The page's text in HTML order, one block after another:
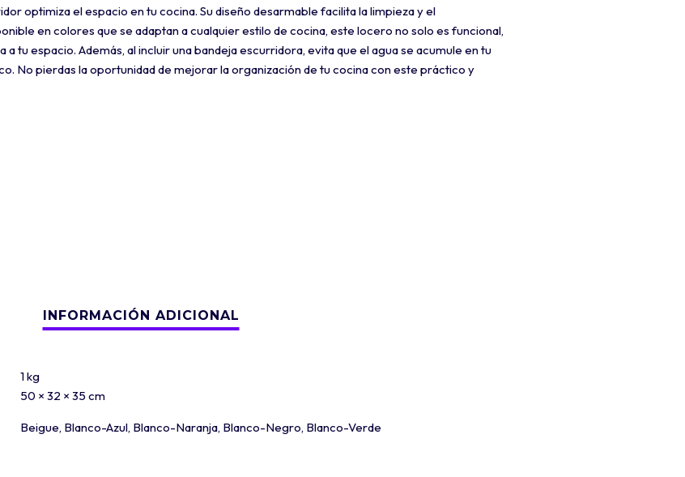
optimiza el espacio en tu cocina. Su diseño desarmable facilita la limpieza y el
en colores que se adaptan a cualquier estilo de cocina, este locero no solo es funcional,
tu espacio. Además, al incluir una bandeja escurridora, evita que el agua se acumule en tu
No pierdas la oportunidad de mejorar la organización de tu cocina con este práctico y
1 kg
50 × 32 × 35 cm
Beigue, Blanco-Azul, Blanco-Naranja, Blanco-Negro, Blanco-Verde